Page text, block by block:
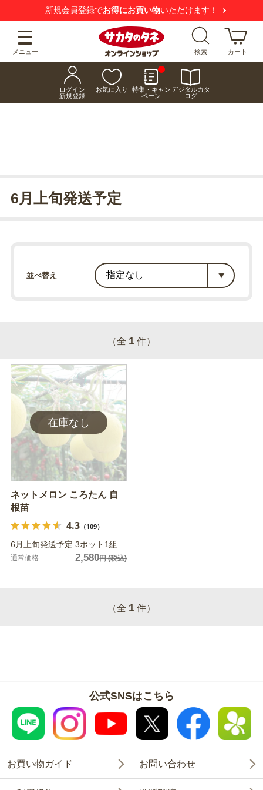
新規会員登録でお得にお買い物いただけます！
メニュー 検索 カート
ログイン
新規登録
お気に入り
特集・キャン
ペーン
デジタルカタ
ログ
6月上旬発送予定
並べ替え
（全 1 件）
ネットメロン ころたん 自
根苗
4.3（109）
6月上旬発送予定 3ポット1組
通常価格 2,580円(税込)
（全 1 件）
公式SNSはこちら
お買い物ガイド お問い合わせ